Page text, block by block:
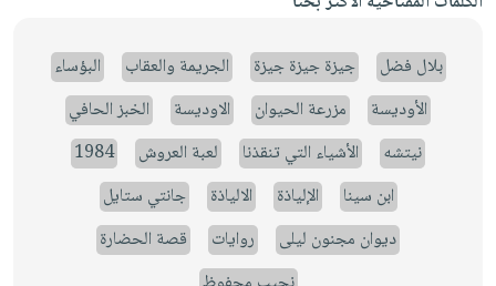
بلال فضل جيزة جيزة جيزة الجريمة والعقاب
البؤساء
الأوديسة
مزرعة الحيوان الاوديسة
الخبز الحافي
نيتشه
الأشياء التي تنقذنا لعبة العروش
1984
ابن سينا
الإلياذة الالياذة
جانتي ستايل
ديوان مجنون ليلى
روايات
قصة الحضارة